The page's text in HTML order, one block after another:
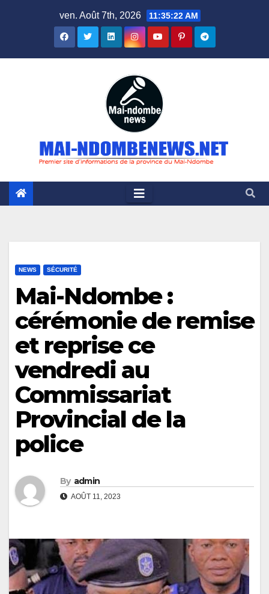
ven. Août 7th, 2026 11:35:23 AM
NEWS SÉCURITÉ
Mai-Ndombe :
cérémonie de remise
et reprise ce
vendredi au
Commissariat
Provincial de la
police
By admin
AOÛT 11, 2023